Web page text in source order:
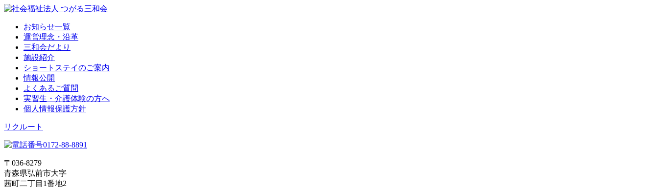
お知らせ一覧
運営理念・沿革
三和会だより
施設紹介
ショートステイのご案内
情報公開
よくあるご質問
実習生・介護体験の方へ
個人情報保護方針
リクルート
〒036-8279
青森県弘前市大字
茜町二丁目1番地2